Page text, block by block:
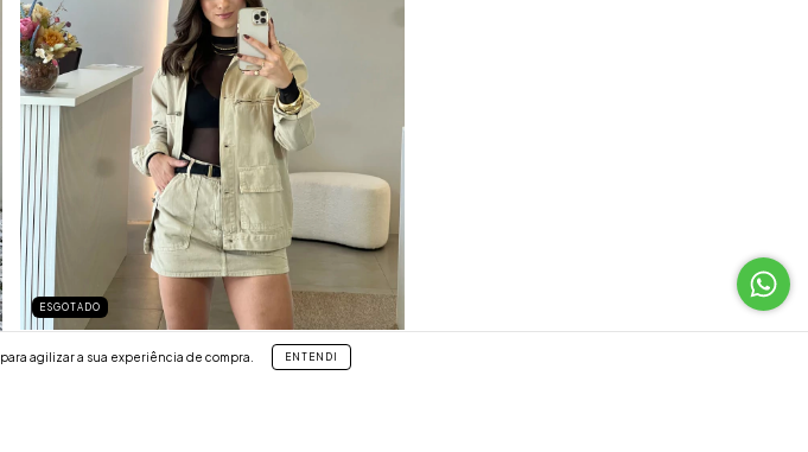
para agilizar a sua experiência de compra. ENTENDI
ESGOTADO
shorts saia maya